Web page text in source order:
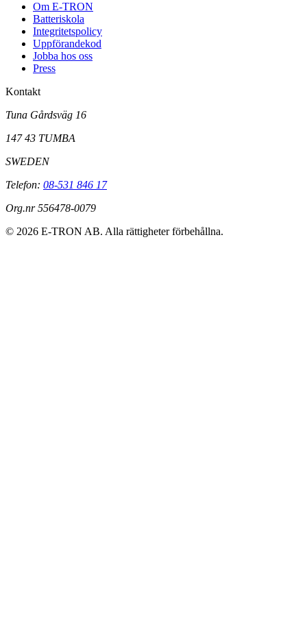
Om E-TRON
Batteriskola
Integritetspolicy
Uppförandekod
Jobba hos oss
Press
Kontakt
Tuna Gårdsväg 16
147 43 TUMBA
SWEDEN
Telefon: 08-531 846 17
Org.nr 556478-0079
© 2026 E-TRON AB. Alla rättigheter förbehållna.